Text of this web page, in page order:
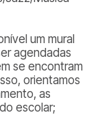
um mural
agendadas
se encontram
orientamos
as
escolar;